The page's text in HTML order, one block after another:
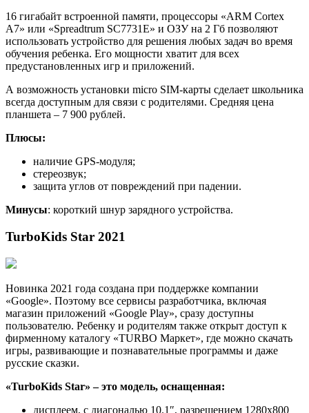
16 гигабайт встроенной памяти, процессоры «ARM Cortex
A7» или «Spreadtrum SC7731E» и ОЗУ на 2 Гб позволяют
использовать устройство для решения любых задач во время
обучения ребенка. Его мощности хватит для всех
предустановленных игр и приложений.
А возможность установки micro SIM-карты сделает школьника
всегда доступным для связи с родителями. Средняя цена
планшета – 7 900 рублей.
Плюсы:
наличие GPS-модуля;
стереозвук;
защита углов от повреждений при падении.
Минусы: короткий шнур зарядного устройства.
TurboKids Star 2021
Новинка 2021 года создана при поддержке компании
«Google». Поэтому все сервисы разработчика, включая
магазин приложений «Google Play», сразу доступны
пользователю. Ребенку и родителям также открыт доступ к
фирменному каталогу «TURBO Маркет», где можно скачать
игры, развивающие и познавательные программы и даже
русские сказки.
«TurboKids Star» – это модель, оснащенная:
дисплеем, с диагональю 10.1″, разрешением 1280х800